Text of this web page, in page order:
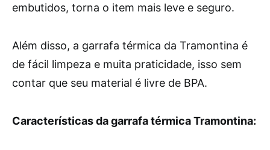
embutidos, torna o item mais leve e seguro.
Além disso, a garrafa térmica da Tramontina é
de fácil limpeza e muita praticidade, isso sem
contar que seu material é livre de BPA.
Características da garrafa térmica Tramontina: